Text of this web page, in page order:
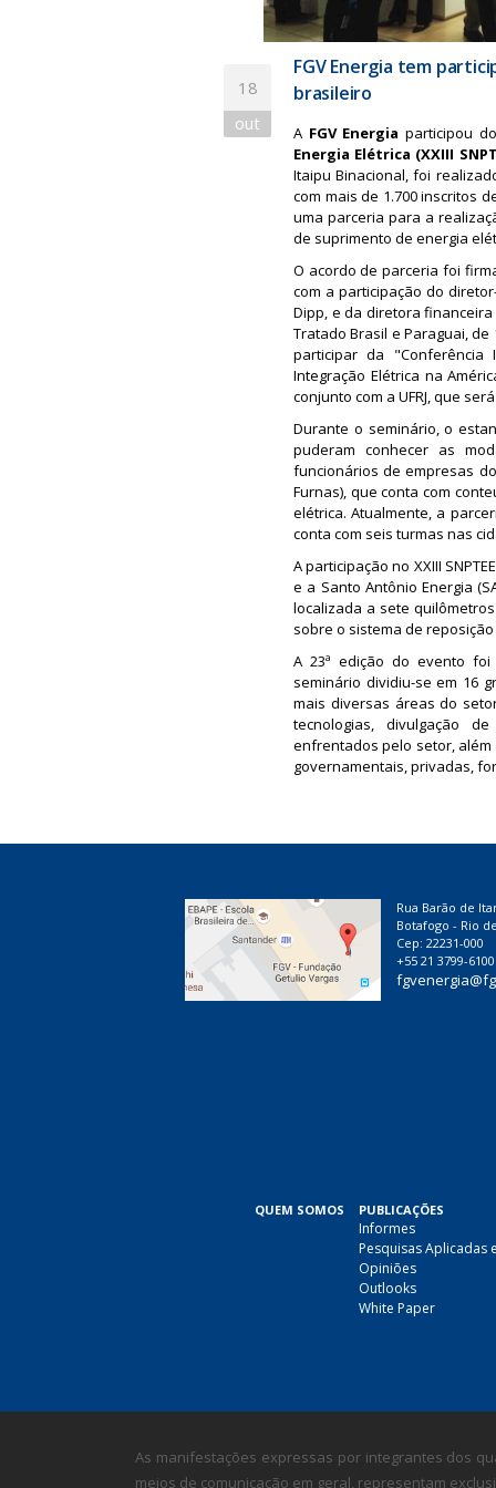
18
out
FGV Energia tem
brasileiro
A FGV Energia participou
Energia Elétrica (XXIII
Itaipu Binacional, foi
com mais de 1.700 inscritos
uma parceria para a
de suprimento de energia
O acordo de parceria foi
com a participação do
Dipp, e da diretora
Tratado Brasil e Paraguai,
participar da "Conferência
Integração Elétrica na
conjunto com a UFRJ, que
Durante o seminário, o
puderam conhecer as
funcionários de empresas
Furnas), que conta com
elétrica. Atualmente, a
conta com seis turmas nas
A participação no XXIII
e a Santo Antônio Energia
localizada a sete
sobre o sistema de
A 23ª edição do evento
seminário dividiu-se em 16
mais diversas áreas do
tecnologias, divulgação
enfrentados pelo setor,
governamentais, privadas,
Rua Barão de
Botafogo - Rio
Cep: 22231-000
+55 21 3799-6100
QUEM SOMOS PUBLICAÇÕES
Informes
Pesquisas Aplicadas
Opiniões
Outlooks
White Paper
As manifestações expressas por integrantes dos
meios de comunicação em geral, representam